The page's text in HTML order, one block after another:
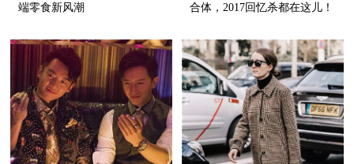
端零食新风潮
合体，2017回忆杀都在这儿！